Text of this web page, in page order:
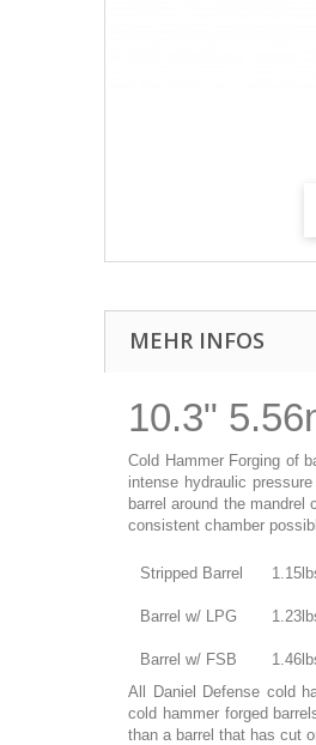
MEHR INFOS
10.3"
Cold Hammer Forging of
intense hydraulic
barrel around the
consistent chamber
Stripped Barrel
Barrel w/ LPG
Barrel w/ FSB
All Daniel Defense cold
cold hammer forged
than a barrel that has cut